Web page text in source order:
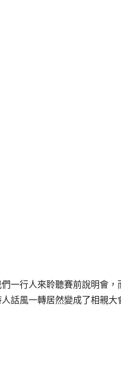
一行人來聆聽賽前說明會
話風一轉居然變成了相親